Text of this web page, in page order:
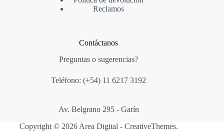
Reclamos
Contáctanos
Preguntas o sugerencias?
Teléfono: (+54) 11 6217 3192
Av. Belgrano 295 - Garín
Copyright © 2026 Area Digital - CreativeThemes.